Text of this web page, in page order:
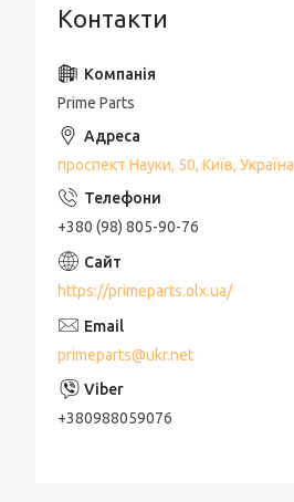
Контакти
Prime Parts
проспект Науки, 50, Київ, Україна
+380 (98) 805-90-76
https://primeparts.olx.ua/
primeparts@ukr.net
+380988059076